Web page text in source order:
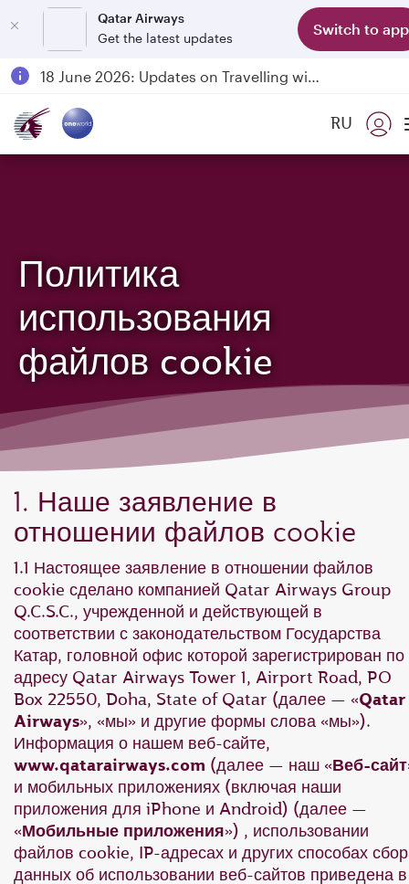
Qatar Airways
Get the latest updates
Switch to app
Passengers flying between Doha and Auckland on QR914 and QR915
18 June 2026: Updates on Travelling with Power Banks
RU
Политика
использования
файлов cookie
1. Наше заявление в
отношении файлов cookie
1.1 Настоящее заявление в отношении файлов
cookie сделано компанией Qatar Airways Group
Q.C.S.C., учрежденной и действующей в
соответствии с законодательством Государства
Катар, головной офис которой зарегистрирован по
адресу Qatar Airways Tower 1, Airport Road, PO
Box 22550, Doha, State of Qatar (далее — «Qatar
Airways», «мы» и другие формы слова «мы»).
Информация о нашем веб-сайте,
www.qatarairways.com (далее — наш «Веб-сайт
и мобильных приложениях (включая наши
приложения для iPhone и Android) (далее —
«Мобильные приложения») , использовании
файлов cookie, IP-адресах и других способах
данных об использовании веб-сайтов приведена в